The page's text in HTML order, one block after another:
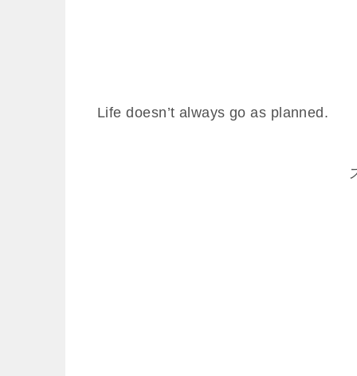
Life doesn’t always go as planned.